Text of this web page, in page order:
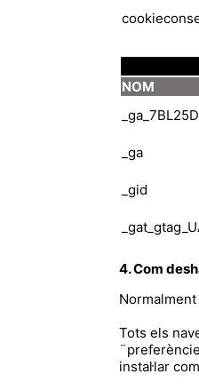
NOM
_ga
_gid
4. Com
Tots els
instal·lar